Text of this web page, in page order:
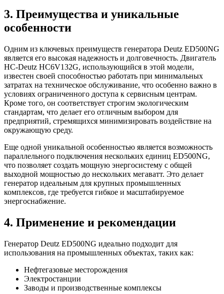
3. Преимущества и уникальные
особенности
Одним из ключевых преимуществ генератора Deutz ED500NG
является его высокая надежность и долговечность. Двигатель
HC-Deutz HC6V132G, использующийся в этой модели,
известен своей способностью работать при минимальных
затратах на техническое обслуживание, что особенно важно в
условиях ограниченного доступа к сервисным центрам.
Кроме того, он соответствует строгим экологическим
стандартам, что делает его отличным выбором для
предприятий, стремящихся минимизировать воздействие на
окружающую среду.
Еще одной уникальной особенностью является возможность
параллельного подключения нескольких единиц ED500NG,
что позволяет создать мощную энергосистему с общей
выходной мощностью до нескольких мегаватт. Это делает
генератор идеальным для крупных промышленных
комплексов, где требуется гибкое и масштабируемое
энергоснабжение.
4. Применение и рекомендации
Генератор Deutz ED500NG идеально подходит для
использования на промышленных объектах, таких как:
Нефтегазовые месторождения
Электростанции
Заводы и производственные комплексы